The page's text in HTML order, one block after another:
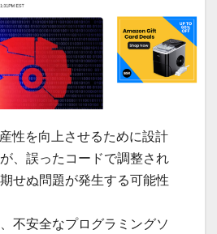
性を向上させるために設計
、誤ったコードで調整され
せぬ問題が発生する可能性
不安全なプログラミングソ